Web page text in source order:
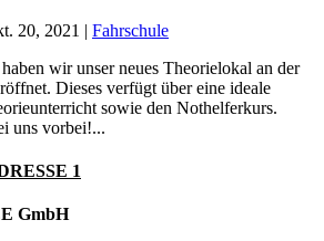
20, 2021 | Fahrschule
wir unser neues Theorielokal an der
Dieses verfügt über eine ideale
sowie den Nothelferkurs.
uns vorbei!...
1
GmbH